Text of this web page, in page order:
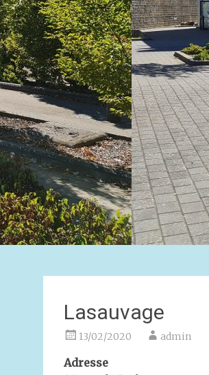
Lasauvage
13/02/2020 admin
Adresse